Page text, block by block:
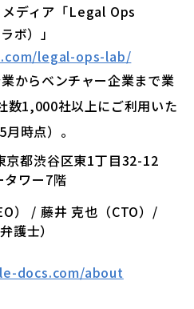
ディア「Legal Ops
ボ）」
legal-ops-lab/
からベンチャー企業まで業
数1,000社以上にご利用いた
時点）。
京都渋谷区東1丁目32-12
タワー7階
） / 藤井 克也（CTO）/
護士）
docs.com/about